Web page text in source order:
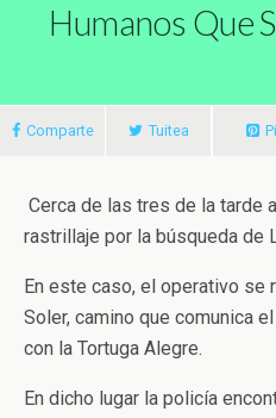
Humanos Que
Comparte Tuitea
Cerca de las tres de la tarde
rastrillaje por la búsqueda de
En este caso, el operativo se
Soler, camino que comunica
con la Tortuga Alegre.
En dicho lugar la policía